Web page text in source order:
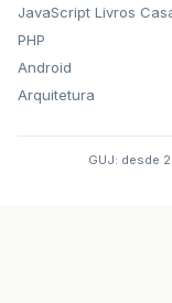
JavaScript
PHP
Android
Arquitetura
Livros
GUJ: desde